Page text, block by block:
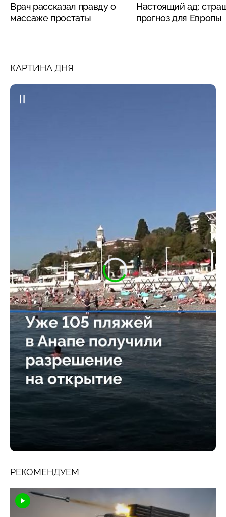
Врач рассказал правду о
массаже простаты
Настоящий ад:
прогноз для Европы
КАРТИНА ДНЯ
РЕКОМЕНДУЕМ